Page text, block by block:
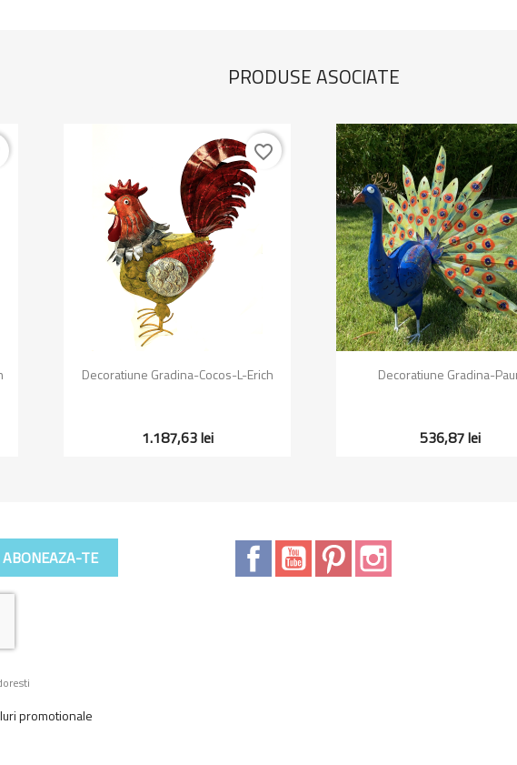
PRODUSE ASOCIATE
Vizualizare rapida
Decoratiune Gradina-Cocos-L-Erich
1.187,63 lei
favorite_border
Vizualizare rapida
Decoratiune Gradina-
536,87 lei
promotionale
FacebookYouTubePinterest